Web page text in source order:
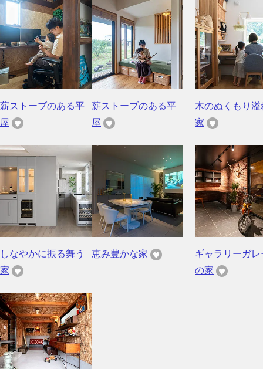
薪ストーブのある平
屋
薪ストーブのある平
屋
木のぬくもり溢
家
しなやかに振る舞う
家
恵み豊かな家
ギャラリーガレ
の家